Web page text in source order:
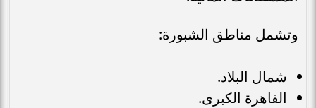
وتشمل مناطق الشبورة:
شمال البلاد.
القاهرة الكبرى.